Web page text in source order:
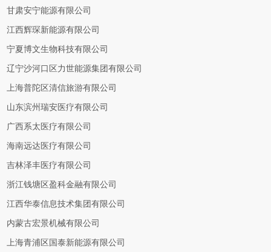
甘肃安宁能源有限公司
江西辉琛新能源有限公司
宁夏博文生物科技有限公司
辽宁沙河口区力世能源集团有限公司
上海普陀区清信旅游有限公司
山东滨州瑞安医疗有限公司
广西系太医疗有限公司
海南远达医疗有限公司
吉林泽丰医疗有限公司
浙江钱塘区盈科金融有限公司
江西华泰信息技术集团有限公司
内蒙古宏景机械有限公司
上海青浦区国泰新能源有限公司